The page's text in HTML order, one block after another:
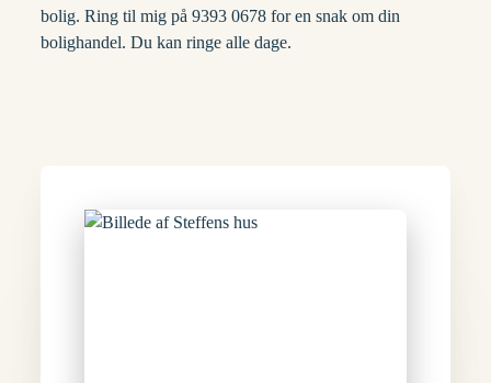
bolig. Ring til mig på 9393 0678 for en snak om din
bolighandel. Du kan ringe alle dage.